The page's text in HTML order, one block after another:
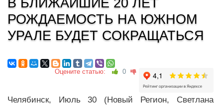
В БЛИЖАЙШИЕ 20 ЛЕТ
РОЖДАЕМОСТЬ НА ЮЖНОМ
УРАЛЕ БУДЕТ СОКРАЩАТЬСЯ
Оцените статью: 0
Челябинск, Июль 30 (Новый Регион, Светлана